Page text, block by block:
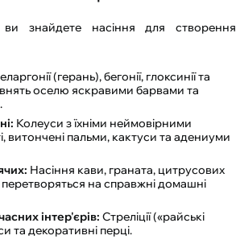
знайдете насіння для створення
(герань), бегонії, глоксинії та
оселю яскравими барвами та
Колеуси з їхніми неймовірними
витончені пальми, кактуси та адениуми
Насіння кави, граната, цитрусових
перетворяться на справжні домашні
інтер'єрів: Стреліції («райські
та декоративні перці.